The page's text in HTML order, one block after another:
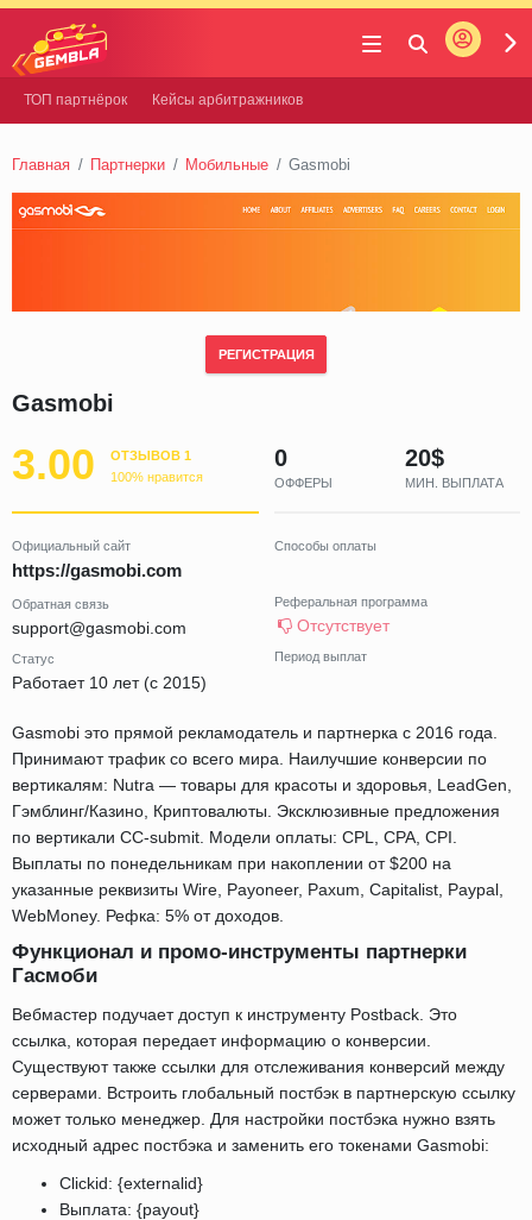
Gembla
Войти
ТОП партнёрок Кейсы арбитражников
Главная Партнерки Мобильные Gasmobi
Gasmobi
3.00
ОТЗЫВОВ 1
100% нравится
0
ОФФЕРЫ
20$
МИН. ВЫПЛАТА
Официальный сайт
https://gasmobi.com
Обратная связь
support@gasmobi.com
Статус
Работает 10 лет (с 2015)
Способы оплаты
Реферальная программа
Отсутствует
Период выплат
Gasmobi это прямой рекламодатель и партнерка с 2016 года.
Принимают трафик со всего мира. Наилучшие конверсии по
вертикалям: Nutra — товары для красоты и здоровья, LeadGen,
Гэмблинг/Казино, Криптовалюты. Эксклюзивные предложения
по вертикали CC-submit. Модели оплаты: CPL, CPA, CPI.
Выплаты по понедельникам при накоплении от $200 на
указанные реквизиты Wire, Payoneer, Paxum, Capitalist, Paypal,
WebMoney. Рефка: 5% от доходов.
Функционал и промо-инструменты партнерки
Гасмоби
Вебмастер подучает доступ к инструменту Postback. Это
ссылка, которая передает информацию о конверсии.
Существуют также ссылки для отслеживания конверсий между
серверами. Встроить глобальный постбэк в партнерскую ссылку
может только менеджер. Для настройки постбэка нужно взять
исходный адрес постбэка и заменить его токенами Gasmobi:
Clickid: {externalid}
Выплата: {payout}
РЕГИСТРАЦИЯ